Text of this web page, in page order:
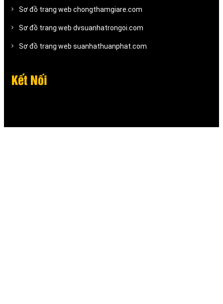
Sơ đồ trang web chongthamgiare.com
Sơ đồ trang web dvsuanhatrongoi.com
Sơ đồ trang web suanhathuanphat.com
Kết Nối